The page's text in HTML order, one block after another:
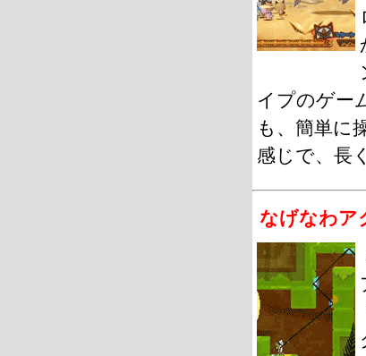
イプのゲー
も、簡単に
感じで、長
なげなわア